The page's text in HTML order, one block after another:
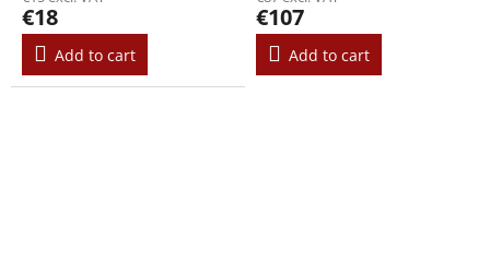
€18
Add to cart
€107
Add to cart